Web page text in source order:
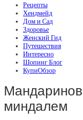
Рецепты
Хендмейд
Дом и Сад
Здоровье
Женский Гид
Путешествия
Интересно
Шопинг Блог
КупиОбзор
миндалем